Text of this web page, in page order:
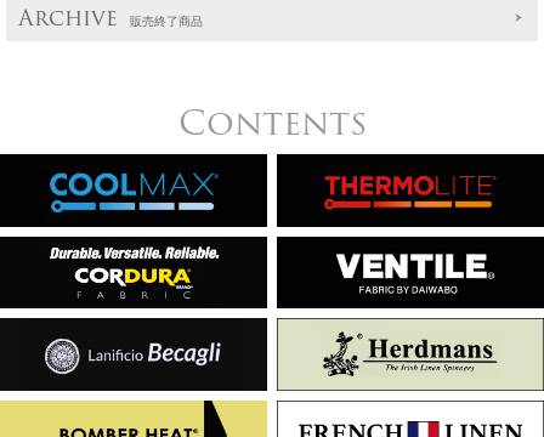
Archive 販売終了商品
Contents